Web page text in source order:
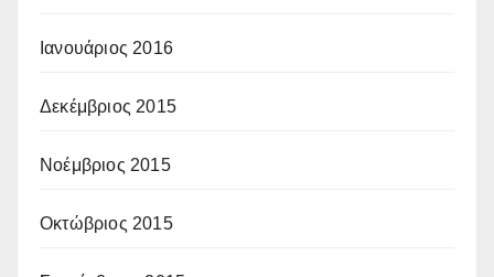
Ιανουάριος 2016
Δεκέμβριος 2015
Νοέμβριος 2015
Οκτώβριος 2015